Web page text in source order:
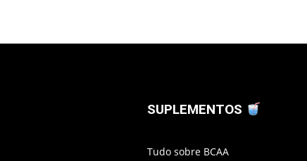
SUPLEMENTOS
Tudo sobre BCAA